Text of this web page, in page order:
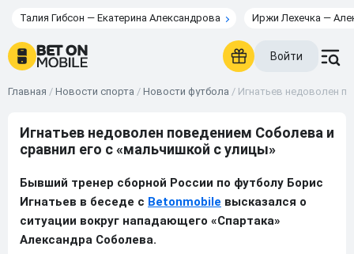
Талия Гибсон — Екатерина Александрова Иржи Лехечка —
Войти
Главная / Новости спорта / Новости футбола / Игнатьев недоволен
Игнатьев недоволен поведением Соболева и
сравнил его с «мальчишкой с улицы»
Бывший тренер сборной России по футболу Борис
Игнатьев в беседе с Betonmobile высказался о
ситуации вокруг нападающего «Спартака»
Александра Соболева.